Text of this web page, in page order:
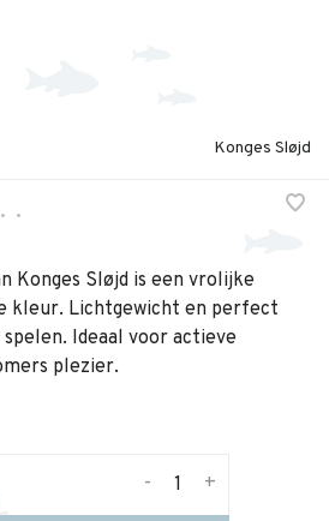
Konges Sløjd
• •
Konges Sløjd is een vrolijke
kleur. Lichtgewicht en perfect
Ideaal voor actieve
plezier.
+
-